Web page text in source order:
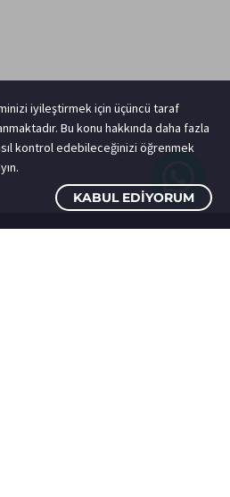
BALKON
iyileştirmek için üçüncü taraf
Bu konu hakkında daha fazla
kontrol edebileceğinizi öğrenmek
KABUL EDIYORUM